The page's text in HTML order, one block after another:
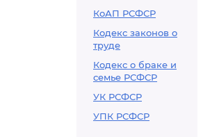
КоАП РСФСР
Кодекс законов о
труде
Кодекс о браке и
семье РСФСР
УК РСФСР
УПК РСФСР